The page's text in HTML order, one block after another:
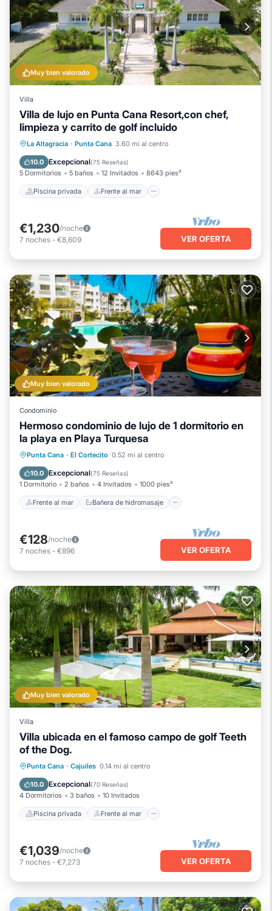
Muy bien valorado
Villa
Villa de lujo en Punta Cana Resort,con chef,
limpieza y carrito de golf incluido
La Altagracia · Punta Cana 3.60 mi al centro
10.0 Excepcional(75 Reseñas)
5 Dormitorios 5 baños 12 Invitados 8643 pies²
Piscina privada Frente al mar
Piscina privada
Frente al mar
Piscina
Vista al mar
€1,230/noche
7 noches - €8,609 VER OFERTA
Muy bien valorado
Condominio
Hermoso condominio de lujo de 1 dormitorio en
la playa en Playa Turquesa
Punta Cana · El Cortecito 0.52 mi al centro
10.0 Excepcional(75 Reseñas)
1 Dormitorio 2 baños 4 Invitados 1000 pies²
Frente al mar Bañera de hidromasaje
Frente al mar
Bañera de hidromasaje
Piscina
Vista al mar
€128/noche
7 noches - €896 VER OFERTA
Muy bien valorado
Villa
Villa ubicada en el famoso campo de golf Teeth
of the Dog.
Punta Cana · Cajuiles 0.14 mi al centro
10.0 Excepcional(70 Reseñas)
4 Dormitorios 3 baños 10 Invitados
Piscina privada Frente al mar
Piscina privada
Frente al mar
Bañera de hidromasaje
€1,039/noche
7 noches - €7,273 VER OFERTA